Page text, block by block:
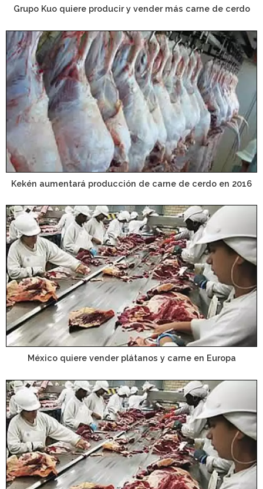
Grupo Kuo quiere producir y vender más carne de cerdo
Kekén aumentará producción de carne de cerdo en 2016
México quiere vender plátanos y carne en Europa